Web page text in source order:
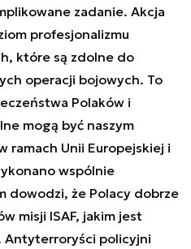
zadanie. Akcja
profesjonalizmu
które są zdolne do
operacji bojowych. To
Polaków i
mogą być naszym
ramach Unii Europejskiej i
wspólnie
dowodzi, że Polacy dobrze
misji ISAF, jakim jest
Antyterroryści policyjni